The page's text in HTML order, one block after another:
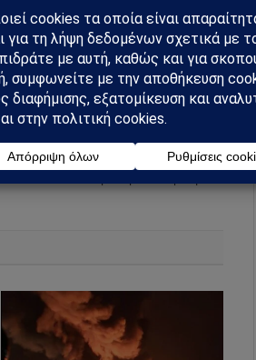
Twitter Pinterest Tumblr
Facebook
X
(Twitter)
Pinterest
στη γεωπολιτική, τη διεθνή
και τον ευρύτερο ελληνισμό.